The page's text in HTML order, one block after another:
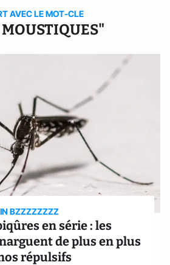
AVEC LE MOT-CLE
BZZZZZZZZ
en série : les
de plus en plus
répulsifs